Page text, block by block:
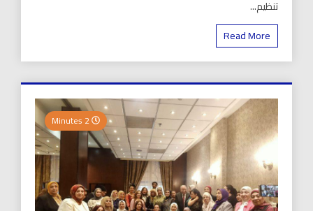
تنظيم...
Read More